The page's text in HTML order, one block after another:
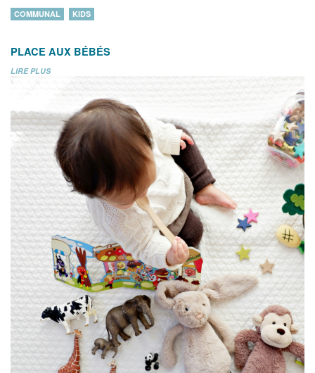
COMMUNAL KIDS
PLACE AUX BÉBÉS
LIRE PLUS